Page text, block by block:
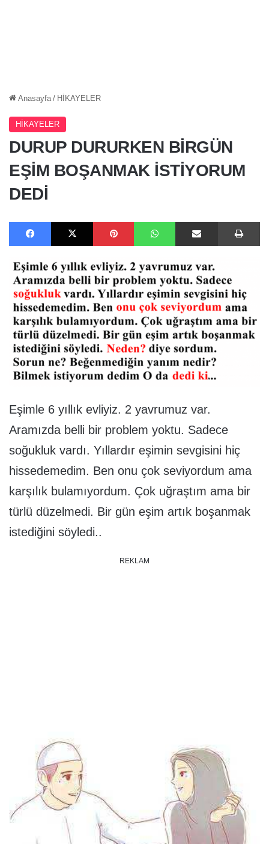
Anasayfa / HİKAYELER
HİKAYELER
DURUP DURURKEN BİRGÜN
EŞİM BOŞANMAK İSTİYORUM
DEDİ
Facebook X Pinterest WhatsApp E-Posta ile paylaş
Eşimle 6 yıllık evliyiz. 2 yavrumuz var.
Aramızda belli bir problem yoktu. Sadece
soğukluk vardı. Yıllardır eşimin sevgisini hiç
hissedemedim. Ben onu çok seviyordum ama
karşılık bulamıyordum. Çok uğraştım ama bir
türlü düzelmedi. Bir gün eşim artık boşanmak
istediğini söyledi..
REKLAM